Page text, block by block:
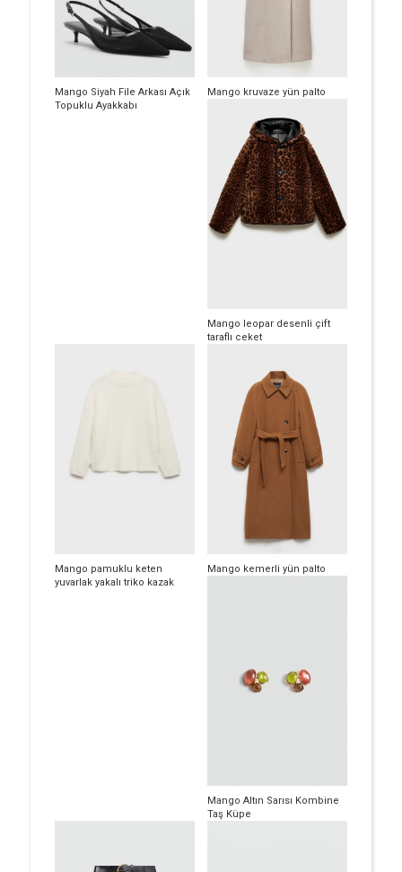
Mango Siyah File Arkası Açık
Topuklu Ayakkabı
Mango kruvaze yün palto
Mango leopar desenli çift
taraflı ceket
Mango pamuklu keten
yuvarlak yakalı triko kazak
Mango kemerli yün palto
Mango Altın Sarısı Kombine
Taş Küpe